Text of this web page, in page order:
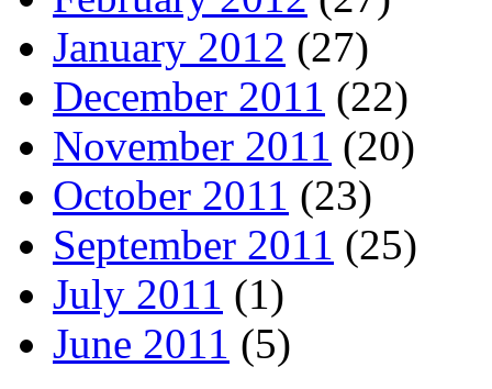
January 2012 (27)
December 2011 (22)
November 2011 (20)
October 2011 (23)
September 2011 (25)
July 2011 (1)
June 2011 (5)